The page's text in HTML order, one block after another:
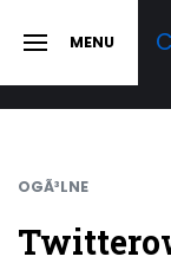
SLIDE MENU
OGÃ³LNE